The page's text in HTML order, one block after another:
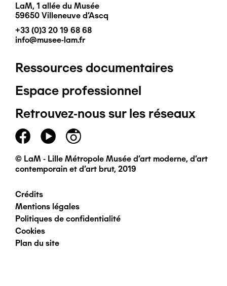
LaM, 1 allée du Musée
59650 Villeneuve d'Ascq
+33 (0)3 20 19 68 68
info@musee-lam.fr
Pied
de
page
principal
Ressources documentaires
Espace professionnel
Retrouvez-nous sur les réseaux
© LaM - Lille Métropole Musée d'art moderne, d'art
contemporain et d'art brut, 2019
Pied
de
page
Crédits
Mentions légales
Politiques de confidentialité
Cookies
Plan du site